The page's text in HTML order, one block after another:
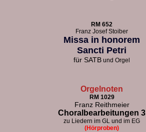
RM 652
Franz Josef Stoiber
Missa in honorem
Sancti Petri
für SATB und Orgel
Orgelnoten
RM 1029
Franz Reithmeier
Choralbearbeitungen 3
zu Liedern im GL und im EG
(Hörproben)